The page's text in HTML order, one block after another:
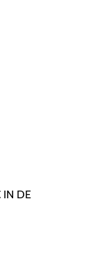
IN DE